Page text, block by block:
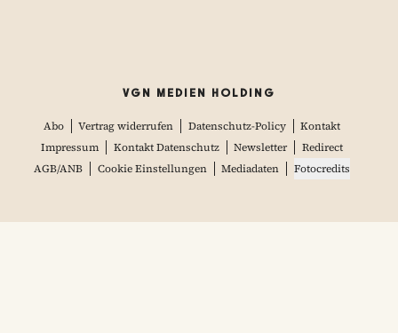
VGN MEDIEN HOLDING
Abo Vertrag widerrufen Datenschutz-Policy
Kontakt
Impressum
Kontakt Datenschutz Newsletter
Redirect
AGB/ANB
Cookie Einstellungen Mediadaten Fotocredits